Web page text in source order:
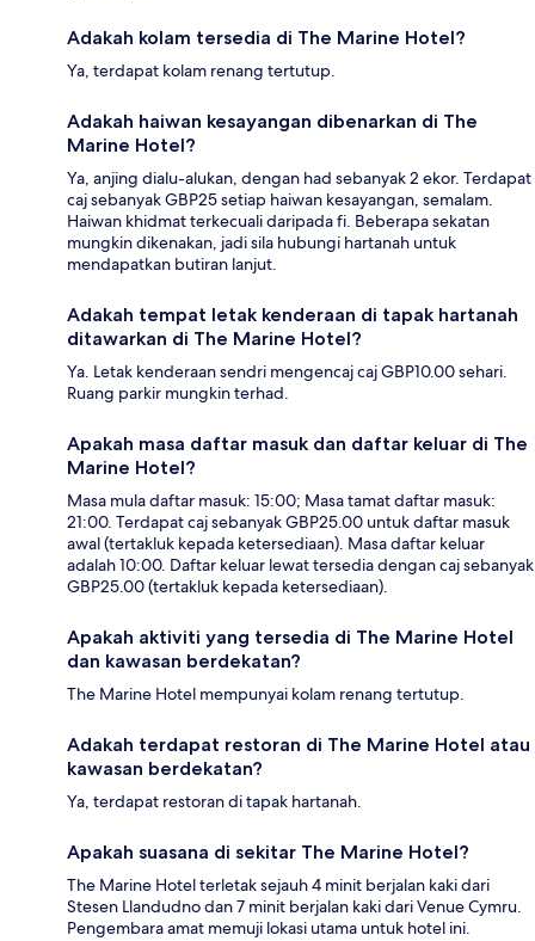
Adakah kolam tersedia di The Marine Hotel?
Ya, terdapat kolam renang tertutup.
Adakah haiwan kesayangan dibenarkan di The
Marine Hotel?
Ya, anjing dialu-alukan, dengan had sebanyak 2 ekor. Terdapat
caj sebanyak GBP25 setiap haiwan kesayangan, semalam.
Haiwan khidmat terkecuali daripada fi. Beberapa sekatan
mungkin dikenakan, jadi sila hubungi hartanah untuk
mendapatkan butiran lanjut.
Adakah tempat letak kenderaan di tapak hartanah
ditawarkan di The Marine Hotel?
Ya. Letak kenderaan sendri mengencaj caj GBP10.00 sehari.
Ruang parkir mungkin terhad.
Apakah masa daftar masuk dan daftar keluar di The
Marine Hotel?
Masa mula daftar masuk: 15:00; Masa tamat daftar masuk:
21:00. Terdapat caj sebanyak GBP25.00 untuk daftar masuk
awal (tertakluk kepada ketersediaan). Masa daftar keluar
adalah 10:00. Daftar keluar lewat tersedia dengan caj sebanyak
GBP25.00 (tertakluk kepada ketersediaan).
Apakah aktiviti yang tersedia di The Marine Hotel
dan kawasan berdekatan?
The Marine Hotel mempunyai kolam renang tertutup.
Adakah terdapat restoran di The Marine Hotel atau
kawasan berdekatan?
Ya, terdapat restoran di tapak hartanah.
Apakah suasana di sekitar The Marine Hotel?
The Marine Hotel terletak sejauh 4 minit berjalan kaki dari
Stesen Llandudno dan 7 minit berjalan kaki dari Venue Cymru.
Pengembara amat memuji lokasi utama untuk hotel ini.